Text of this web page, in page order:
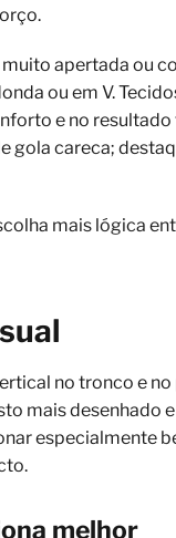
apertada ou
ou em V.
e no resultado
gola careca;
mais lógica
no tronco e
mais desenhado
especialmente
melhor